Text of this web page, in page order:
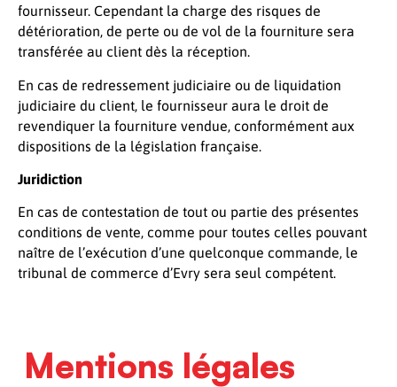
fournisseur. Cependant la charge des risques de
détérioration, de perte ou de vol de la fourniture sera
transférée au client dès la réception.
En cas de redressement judiciaire ou de liquidation
judiciaire du client, le fournisseur aura le droit de
revendiquer la fourniture vendue, conformément aux
dispositions de la législation française.
Juridiction
En cas de contestation de tout ou partie des présentes
conditions de vente, comme pour toutes celles pouvant
naître de l’exécution d’une quelconque commande, le
tribunal de commerce d’Evry sera seul compétent.
Mentions légales